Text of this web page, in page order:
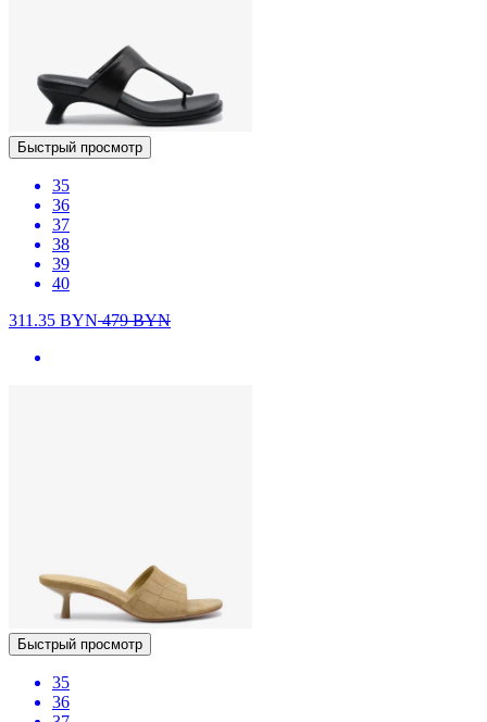
Быстрый просмотр
35
36
37
38
39
40
311.35 BYN479BYN
Быстрый просмотр
35
36